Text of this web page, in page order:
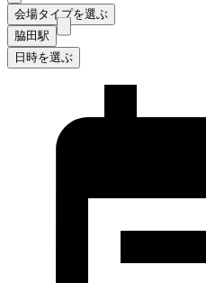
会場タイプを選ぶ
脇田駅
日時を選ぶ